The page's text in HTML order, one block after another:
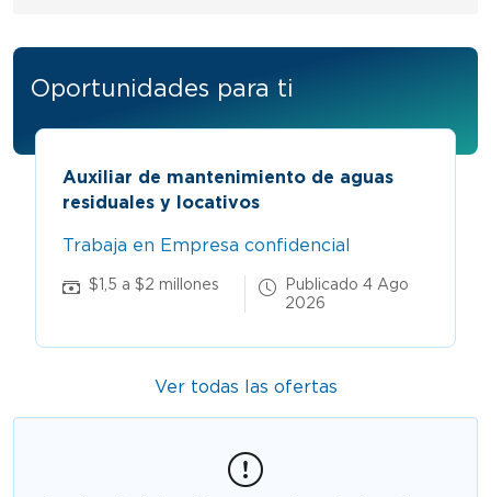
Oportunidades para ti
Auxiliar de mantenimiento de aguas
residuales y locativos
Trabaja en Empresa confidencial
$1,5 a $2 millones
Publicado 4 Ago
2026
Ver todas las ofertas